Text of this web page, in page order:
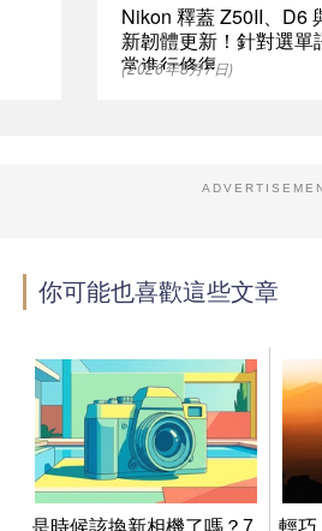
Nikon 釋蓋 Z50II、D6
新韌體更新！針對選單
常進行修復
(2026年8月7日)
你可能也喜歡這些文章
是時候該換新相機了嗎？7
輕巧